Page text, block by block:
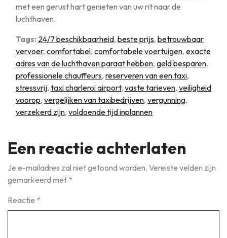
met een gerust hart genieten van uw rit naar de
luchthaven.
Tags: 24/7 beschikbaarheid, beste prijs, betrouwbaar
vervoer, comfortabel, comfortabele voertuigen, exacte
adres van de luchthaven paraat hebben, geld besparen,
professionele chauffeurs, reserveren van een taxi,
stressvrij, taxi charleroi airport, vaste tarieven, veiligheid
voorop, vergelijken van taxibedrijven, vergunning,
verzekerd zijn, voldoende tijd inplannen
Een reactie achterlaten
Je e-mailadres zal niet getoond worden. Vereiste velden zijn
gemarkeerd met *
Reactie *